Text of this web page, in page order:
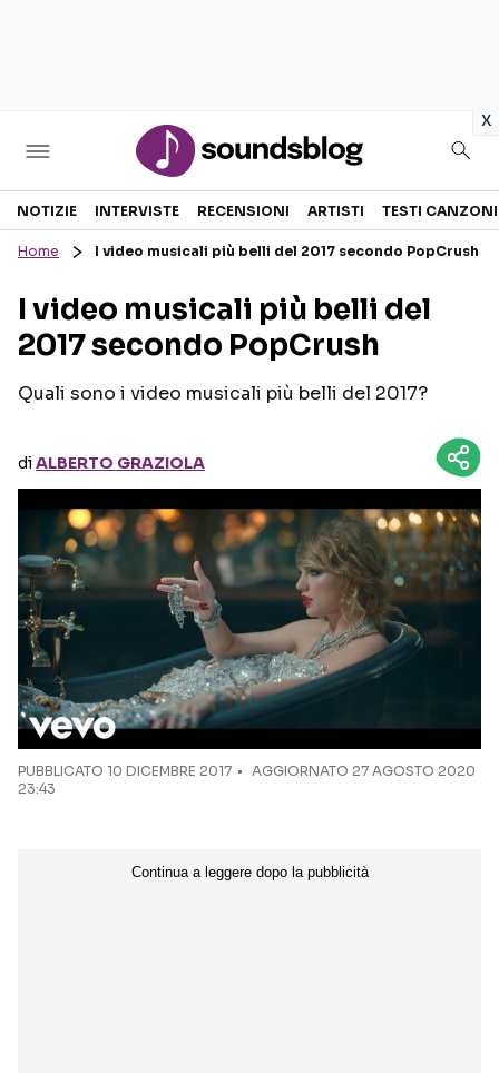
x
Sezioni
RECENSIONI MUSICALI
INTERVISTE
GOSSIP E CURIOSITÀ
TESTI CANZONI
TOUR ED EVENTI
TALENT SHOW
Seguici sui social
NOTIZIE INTERVISTE RECENSIONI ARTISTI TESTI CANZONI
Home I video musicali più belli del 2017 secondo PopCrush
I video musicali più belli del
2017 secondo PopCrush
Quali sono i video musicali più belli del 2017?
diALBERTO GRAZIOLA
PUBBLICATO 10 DICEMBRE 2017
AGGIORNATO 27 AGOSTO 2020
23:43